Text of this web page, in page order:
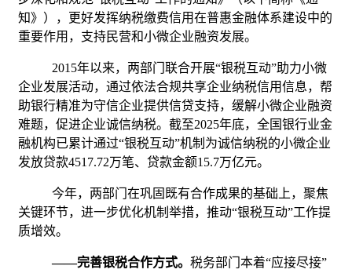
知》），更好发挥纳税缴费信用在普惠金融体系建设中的
重要作用，支持民营和小微企业融资发展。
2015年以来，两部门联合开展“银税互动”助力小微
企业发展活动，通过依法合规共享企业纳税信用信息，帮
助银行精准为守信企业提供信贷支持，缓解小微企业融资
难题，促进企业诚信纳税。截至2025年底，全国银行业金
融机构已累计通过“银税互动”机制为诚信纳税的小微企业
发放贷款4517.72万笔、贷款金额15.7万亿元。
今年，两部门在巩固既有合作成果的基础上，聚焦
关键环节，进一步优化机制举措，推动“银税互动”工作提
质增效。
——完善银税合作方式。税务部门本着“应接尽接”